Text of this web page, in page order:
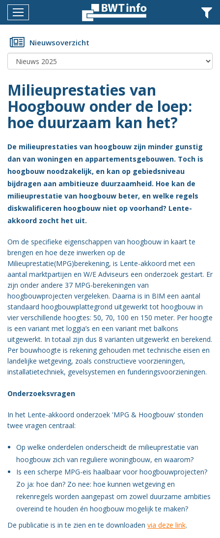
Menu
Home
Nieuws
Documenten
Dossiers
Opleidingen
Over
BWT
BMK
Vereniging
BWT
Contact
Nieuwsoverzicht
Milieuprestaties van
Hoogbouw onder de loep:
hoe duurzaam kan het?
De milieuprestaties van hoogbouw zijn minder gunstig
dan van woningen en appartementsgebouwen. Toch is
hoogbouw noodzakelijk, en kan op gebiedsniveau
bijdragen aan ambitieuze duurzaamheid. Hoe kan de
milieuprestatie van hoogbouw beter, en welke regels
diskwalificeren hoogbouw niet op voorhand? Lente-
akkoord zocht het uit.
Om de specifieke eigenschappen van hoogbouw in kaart te
brengen en hoe deze inwerken op de
Milieuprestatie(MPG)berekening, is Lente-akkoord met een
aantal marktpartijen en W/E Adviseurs een onderzoek gestart. Er
zijn onder andere 37 MPG-berekeningen van
hoogbouwprojecten vergeleken. Daarna is in BIM een aantal
standaard hoogbouwplattegrond uitgewerkt tot hoogbouw in
vier verschillende hoogtes: 50, 70, 100 en 150 meter. Per hoogte
is een variant met loggia’s en een variant met balkons
uitgewerkt. In totaal zijn dus 8 varianten uitgewerkt en berekend.
Per bouwhoogte is rekening gehouden met technische eisen en
landelijke wetgeving, zoals constructieve voorzieningen,
installatietechniek, gevelsystemen en funderingsvoorzieningen.
Onderzoeksvragen
In het Lente-akkoord onderzoek 'MPG & Hoogbouw' stonden
twee vragen centraal:
Op welke onderdelen onderscheidt de milieuprestatie van
hoogbouw zich van reguliere woningbouw, en waarom?
Is een scherpe MPG-eis haalbaar voor hoogbouwprojecten?
Zo ja: hoe dan? Zo nee: hoe kunnen wetgeving en
rekenregels worden aangepast om zowel duurzame ambities
overeind te houden én hoogbouw mogelijk te maken?
De publicatie is in te zien en te downloaden via deze link.